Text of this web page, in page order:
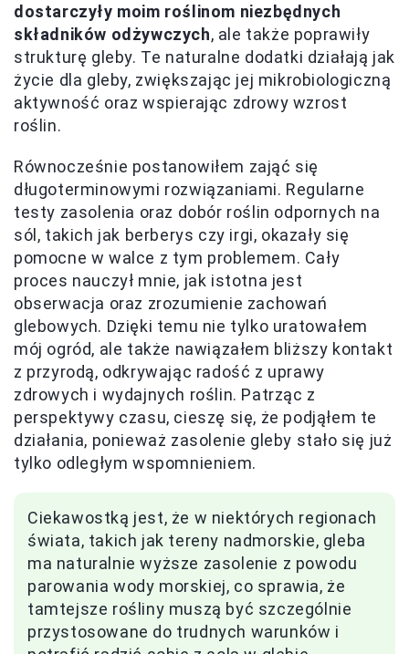
dostarczyły moim roślinom niezbędnych
składników odżywczych, ale także poprawiły
strukturę gleby. Te naturalne dodatki działają jak
życie dla gleby, zwiększając jej mikrobiologiczną
aktywność oraz wspierając zdrowy wzrost
roślin.
Równocześnie postanowiłem zająć się
długoterminowymi rozwiązaniami. Regularne
testy zasolenia oraz dobór roślin odpornych na
sól, takich jak berberys czy irgi, okazały się
pomocne w walce z tym problemem. Cały
proces nauczył mnie, jak istotna jest
obserwacja oraz zrozumienie zachowań
glebowych. Dzięki temu nie tylko uratowałem
mój ogród, ale także nawiązałem bliższy kontakt
z przyrodą, odkrywając radość z uprawy
zdrowych i wydajnych roślin. Patrząc z
perspektywy czasu, cieszę się, że podjąłem te
działania, ponieważ zasolenie gleby stało się już
tylko odległym wspomnieniem.
Ciekawostką jest, że w niektórych regionach
świata, takich jak tereny nadmorskie, gleba
ma naturalnie wyższe zasolenie z powodu
parowania wody morskiej, co sprawia, że
tamtejsze rośliny muszą być szczególnie
przystosowane do trudnych warunków i